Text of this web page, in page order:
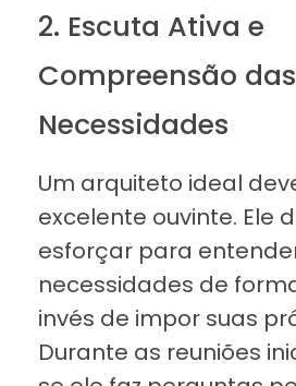
2. Escuta Ativa e
Compreensão das
Necessidades
Um arquiteto ideal
excelente ouvinte. Ele
esforçar para
necessidades de
invés de impor suas
Durante as reuniões